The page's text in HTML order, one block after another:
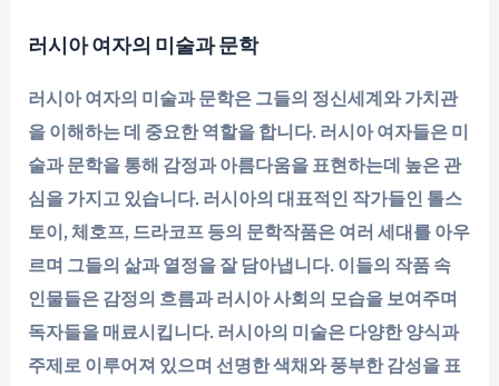
러시아 여자의 미술과 문학
러시아 여자의 미술과 문학은 그들의 정신세계와 가치관
을 이해하는 데 중요한 역할을 합니다. 러시아 여자들은 미
술과 문학을 통해 감정과 아름다움을 표현하는데 높은 관
심을 가지고 있습니다. 러시아의 대표적인 작가들인 톨스
토이, 체호프, 드라코프 등의 문학작품은 여러 세대를 아우
르며 그들의 삶과 열정을 잘 담아냅니다. 이들의 작품 속
인물들은 감정의 흐름과 러시아 사회의 모습을 보여주며
독자들을 매료시킵니다. 러시아의 미술은 다양한 양식과
주제로 이루어져 있으며 선명한 색채와 풍부한 감성을 표